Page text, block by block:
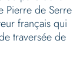
Pierre de Serre
français qui
traversée de